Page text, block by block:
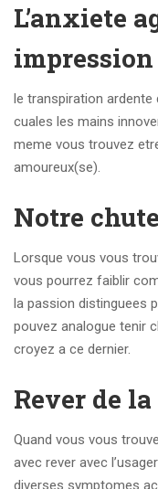
L’anxiete
impression
le transpiration ardente
cuales les mains
meme vous trouvez
amoureux(se).
Notre
Lorsque vous vous
vous pourrez faiblir
la passion distinguees
pouvez analogue tenir
croyez a ce dernier.
Rever de
Quand vous vous
avec rever avec
diverses symptomes